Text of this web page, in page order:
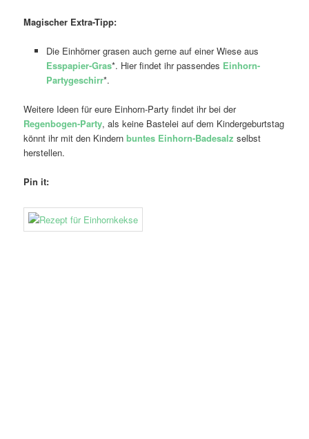
Magischer Extra-Tipp:
Die Einhörner grasen auch gerne auf einer Wiese aus
Esspapier-Gras*. Hier findet ihr passendes Einhorn-
Partygeschirr*.
Weitere Ideen für eure Einhorn-Party findet ihr bei der
Regenbogen-Party, als keine Bastelei auf dem Kindergeburtstag
könnt ihr mit den Kindernbuntes Einhorn-Badesalz selbst
herstellen.
Pin it: